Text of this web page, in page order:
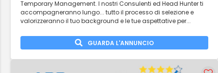
Temporary Management. I nostri Consulenti ed Head Hunter ti
accompagneranno lungo... tutto il processo di selezione e
valorizzeranno il tuo background e le tue aspettative per...
GUARDA L'ANNUNCIO